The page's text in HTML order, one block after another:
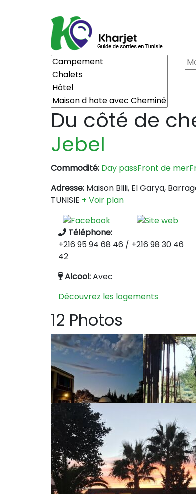
Du côté de
Jebel
Commodité: Day passFront de mer
Adresse: Maison Blili, El Garya,
TUNISIE + Voir plan
Téléphone:
+216 95 94 68 46 / +216 98 30 46
42
Alcool:Avec
Découvrez les logements
12 Photos